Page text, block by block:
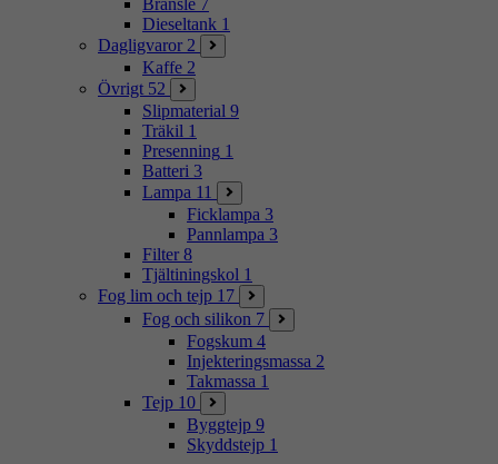
Dieseltank 1
Dagligvaror 2
Kaffe 2
Övrigt 52
Slipmaterial 9
Träkil 1
Presenning 1
Batteri 3
Lampa 11
Ficklampa 3
Pannlampa 3
Filter 8
Tjältiningskol 1
Fog lim och tejp 17
Fog och silikon 7
Fogskum 4
Injekteringsmassa 2
Takmassa 1
Tejp 10
Byggtejp 9
Skyddstejp 1